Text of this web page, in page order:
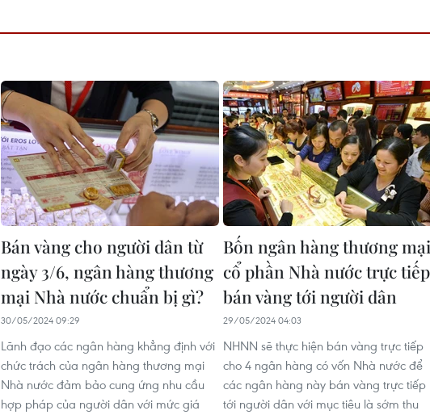
Bán vàng cho người dân từ
ngày 3/6, ngân hàng thương
mại Nhà nước chuẩn bị gì?
30/05/2024 09:29
Lãnh đạo các ngân hàng khẳng định với
chức trách của ngân hàng thương mại
Nhà nước đảm bảo cung ứng nhu cầu
hợp pháp của người dân với mức giá
Bốn ngân hàng thương mại
cổ phần Nhà nước trực tiếp
bán vàng tới người dân
29/05/2024 04:03
NHNN sẽ thực hiện bán vàng trực tiếp
cho 4 ngân hàng có vốn Nhà nước để
các ngân hàng này bán vàng trực tiếp
tới người dân với mục tiêu là sớm thu